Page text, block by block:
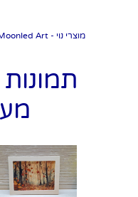
מוצרי נוי - Moonled Art